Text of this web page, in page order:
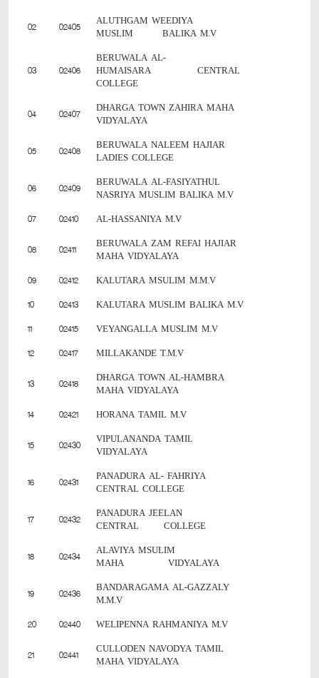
02 02405
ALUTHGAM WEEDIYA
MUSLIM BALIKA M.V
03 02406
BERUWALA AL-
HUMAISARA CENTRAL
COLLEGE
04 02407
DHARGA TOWN ZAHIRA MAHA
VIDYALAYA
05 02408
BERUWALA NALEEM HAJIAR
LADIES COLLEGE
06 02409
BERUWALA AL-FASIYATHUL
NASRIYA MUSLIM BALIKA M.V
07 02410 AL-HASSANIYA M.V
08 02411
BERUWALA ZAM REFAI HAJIAR
MAHA VIDYALAYA
09 02412 KALUTARA MSULIM M.M.V
10 02413 KALUTARA MUSLIM BALIKA M.V
11 02415 VEYANGALLA MUSLIM M.V
12 02417 MILLAKANDE T.M.V
13 02418
DHARGA TOWN AL-HAMBRA
MAHA VIDYALAYA
14 02421 HORANA TAMIL M.V
15 02430
VIPULANANDA TAMIL
VIDYALAYA
16 02431
PANADURA AL- FAHRIYA
CENTRAL COLLEGE
17 02432
PANADURA JEELAN
CENTRAL COLLEGE
18 02434
ALAVIYA MSULIM
MAHA VIDYALAYA
19 02436
BANDARAGAMA AL-GAZZALY
M.M.V
20 02440 WELIPENNA RAHMANIYA M.V
21 02441
CULLODEN NAVODYA TAMIL
MAHA VIDYALAYA